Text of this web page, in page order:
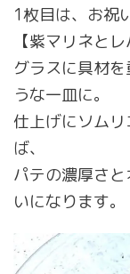
1枚目は、お祝
【紫マリネと
グラスに具材
うな一皿に。
仕上げにソム
ば、
パテの濃厚さ
いになります。